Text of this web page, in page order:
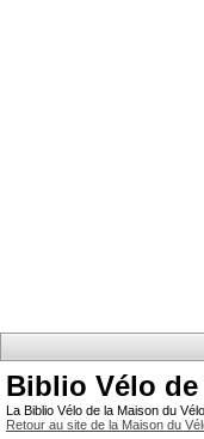
Biblio Vélo
La Biblio Vélo de la Maison du
Retour au site de la Maison du